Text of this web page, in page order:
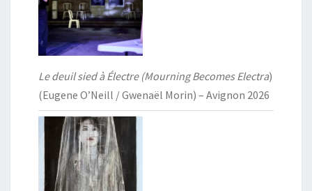
Le deuil sied à Électre (Mourning Becomes Electra)
(Eugene O’Neill / Gwenaël Morin) – Avignon 2026